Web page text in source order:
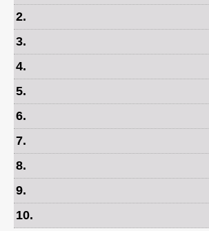
2.
3.
4.
5.
6.
7.
8.
9.
10.